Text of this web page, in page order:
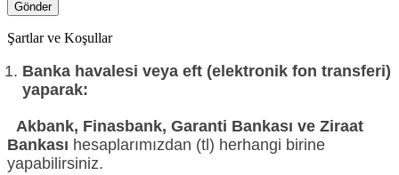
Şartlar ve Koşullar
Banka havalesi veya eft (elektronik fon transferi)
yaparak:
Akbank, Finasbank, Garanti Bankası ve Ziraat
Bankası hesaplarımızdan (tl) herhangi birine
yapabilirsiniz.